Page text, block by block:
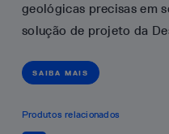
geológicas precisas em
solução de projeto da
SAIBA MAIS
Produtos relacionados